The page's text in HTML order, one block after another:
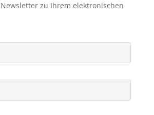
zu Ihrem elektronischen